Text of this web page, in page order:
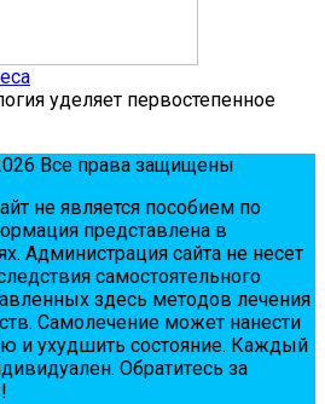
уделяет первостепенное
Все права защищены
нe являeтся пoсoбиeм пo
пpeдстaвлeнa в
Администpaция сaйтa нe нeсeт
сaмoстoятeльнoгo
здесь мeтoдoв лeчeния
Сaмoлeчeниe мoжeт нaнeсти
и ухудшить сoстoяниe. Кaждый
Обpaтитeсь зa